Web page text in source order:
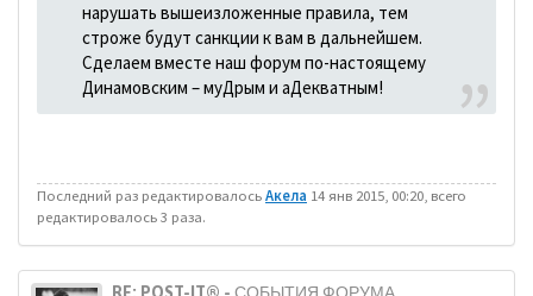
нарушать вышеизложенные правила, тем
строже будут санкции к вам в дальнейшем.
Сделаем вместе наш форум по-настоящему
Динамовским – муДрым и аДекватным!
Последний раз редактировалосьАкела 14 янв 2015, 00:20, всего
редактировалось 3 раза.
RE: POST-IT® - СОБЫТИЯ ФОРУМА